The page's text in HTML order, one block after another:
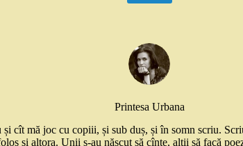
Printesa Urbana
cît mă joc cu copiii, și sub duș, și în somn scriu.
și altora. Unii s-au născut să cînte, alții să facă